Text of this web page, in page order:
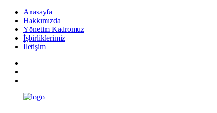
Anasayfa
Hakkımızda
Yönetim Kadromuz
İşbirliklerimiz
İletişim